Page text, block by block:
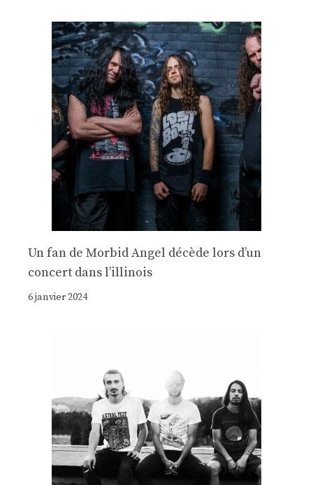
Un fan de Morbid Angel décède lors d’un
concert dans l’illinois
6 janvier 2024